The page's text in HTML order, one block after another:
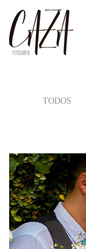
TODOS